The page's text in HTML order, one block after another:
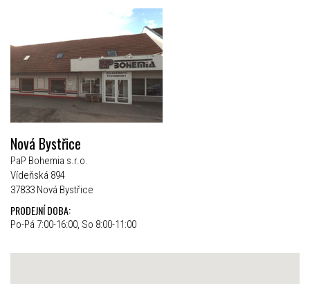
Nová Bystřice
PaP Bohemia s.r.o.
Vídeňská 894
37833 Nová Bystřice
PRODEJNÍ DOBA:
Po-Pá 7:00-16:00, So 8:00-11:00